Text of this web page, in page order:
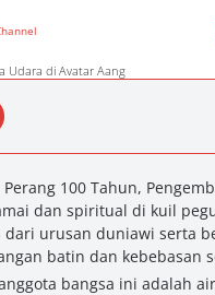
Udara di Avatar Aang
100 Tahun,
dan spiritual di kuil
dari urusan duniawi serta
batin dan kebebasan
bangsa ini adalah